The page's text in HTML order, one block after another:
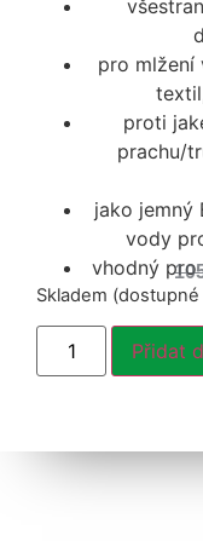
pro mlžení
proti
prachu/
jako jemný
vody
vhodný pro
Skladem
Přidat